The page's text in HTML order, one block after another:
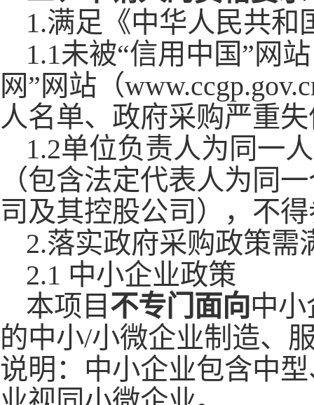
1.满足《中华人民共
1.1未被“信用中国”网
网”网站（
人名单、政府采购严重
1.2单位负责人为同一
（包含法定代表人为同
司及其控股公司），不
2.落实政府采购政策需
2.1 中小企业政策
本项目 不专门面向中
的中小/小微企业制造、
说明：中小企业包含中